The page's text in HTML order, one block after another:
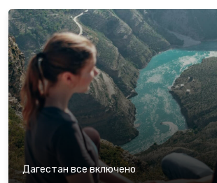
Дагестан все включено